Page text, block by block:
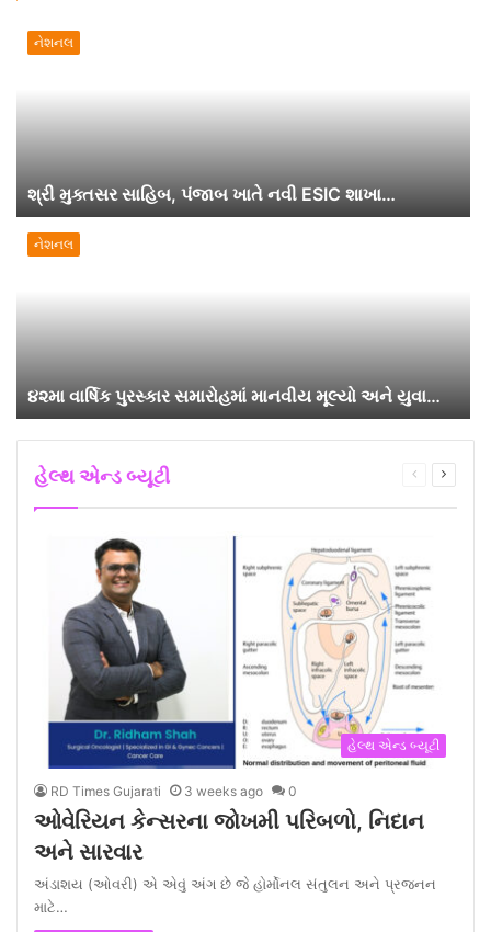
નેશનલ
શ્રી મુક્તસર સાહિબ, પંજાબ ખાતે નવી ESIC શાખા…
નેશનલ
૪૨મા વાર્ષિક પુરસ્કાર સમારોહમાં માનવીય મૂલ્યો અને યુવા…
હેલ્થ એન્ડ બ્યૂટી
Previous
હેલ્થ એન્ડ બ્યૂટી
RD Times Gujarati 3 weeks ago 0
ઓવેરિયન કેન્સરના જોખમી પરિબળો, નિદાન
અને સારવાર
અંડાશય (ઓવરી) એ એવું અંગ છે જે હોર્મોનલ સંતુલન અને પ્રજનન
માટે…